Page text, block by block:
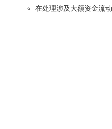
在处理涉及大额资金流